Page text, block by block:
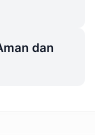
dan